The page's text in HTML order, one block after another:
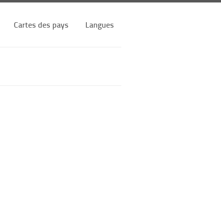
Cartes des pays Langues